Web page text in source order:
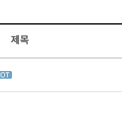
제목